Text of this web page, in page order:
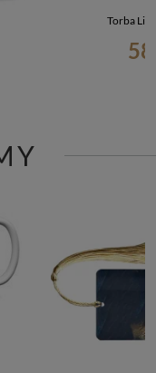
Torba